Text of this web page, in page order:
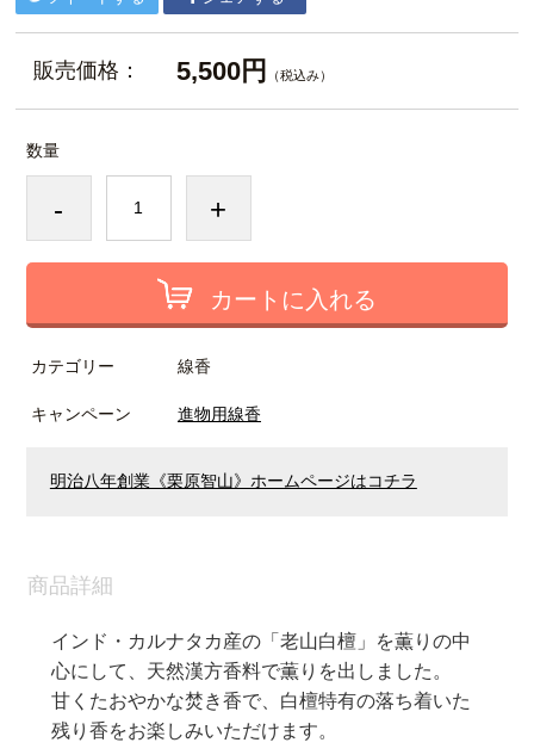
販売価格： 5,500円 （税込み）
数量
- +
カートに入れる
カテゴリー 線香
キャンペーン 進物用線香
明治八年創業《栗原智山》ホームページはコチラ
商品詳細
インド・カルナタカ産の「老山白檀」を薫りの中
心にして、天然漢方香料で薫りを出しました。
甘くたおやかな焚き香で、白檀特有の落ち着いた
残り香をお楽しみいただけます。